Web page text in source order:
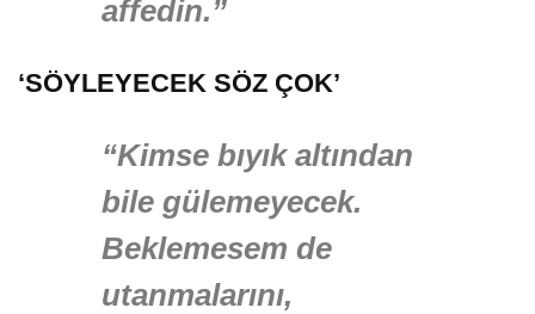
affedin.”
‘SÖYLEYECEK SÖZ ÇOK’
“Kimse bıyık altından
bile gülemeyecek.
Beklemesem de
utanmalarını,